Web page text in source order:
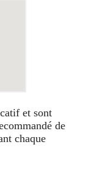
et sont
de
chaque